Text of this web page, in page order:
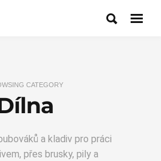
CATEGORY
a kladiv pro práci
přes brusky, pily a